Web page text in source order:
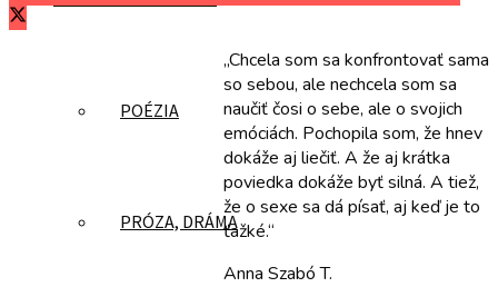
POÉZIA
PRÓZA, DRÁMA
„Chcela som sa konfrontovať sama
so sebou, ale nechcela som sa
naučiť čosi o sebe, ale o svojich
emóciách. Pochopila som, že hnev
dokáže aj liečiť. A že aj krátka
poviedka dokáže byť silná. A tiež,
že o sexe sa dá písať, aj keď je to
ťažké.“
Anna Szabó T.